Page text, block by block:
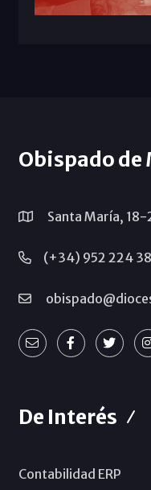
Obispado de
Santa María,
(+34) 952 224
De Interés
Contabilidad ERP